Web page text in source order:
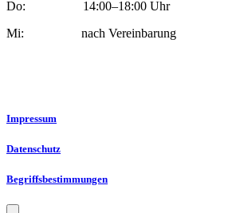
Do: 14:00–18:00 Uhr
Mi: nach Vereinbarung
Impressum
Datenschutz
Begriffsbestimmungen